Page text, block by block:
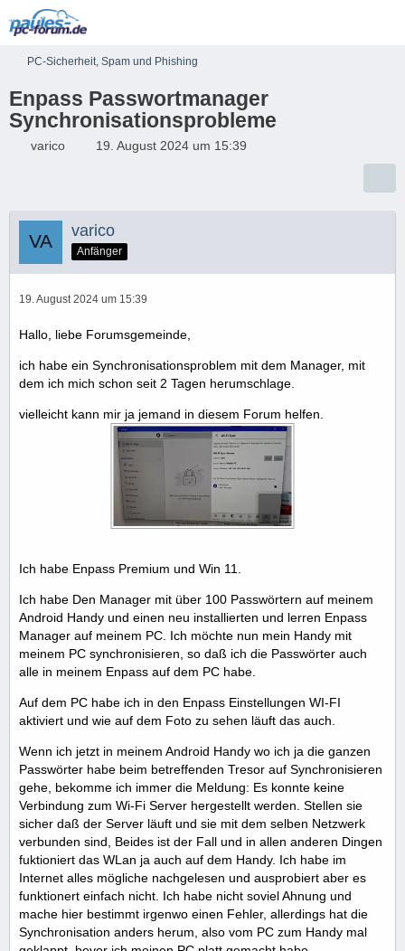
PC-Sicherheit, Spam und Phishing
Enpass Passwortmanager
Synchronisationsprobleme
varico 19. August 2024 um 15:39
varico
Anfänger
19. August 2024 um 15:39
Hallo, liebe Forumsgemeinde,
ich habe ein Synchronisationsproblem mit dem Manager, mit
dem ich mich schon seit 2 Tagen herumschlage.
vielleicht kann mir ja jemand in diesem Forum helfen.
Ich habe Enpass Premium und Win 11.
Ich habe Den Manager mit über 100 Passwörtern auf meinem
Android Handy und einen neu installierten und lerren Enpass
Manager auf meinem PC. Ich möchte nun mein Handy mit
meinem PC synchronisieren, so daß ich die Passwörter auch
alle in meinem Enpass auf dem PC habe.
Auf dem PC habe ich in den Enpass Einstellungen WI-FI
aktiviert und wie auf dem Foto zu sehen läuft das auch.
Wenn ich jetzt in meinem Android Handy wo ich ja die ganzen
Passwörter habe beim betreffenden Tresor auf Synchronisieren
gehe, bekomme ich immer die Meldung: Es konnte keine
Verbindung zum Wi-Fi Server hergestellt werden. Stellen sie
sicher daß der Server läuft und sie mit dem selben Netzwerk
verbunden sind, Beides ist der Fall und in allen anderen Dingen
fuktioniert das WLan ja auch auf dem Handy. Ich habe im
Internet alles mögliche nachgelesen und ausprobiert aber es
funktionert einfach nicht. Ich habe nicht soviel Ahnung und
mache hier bestimmt irgenwo einen Fehler, allerdings hat die
Synchronisation anders herum, also vom PC zum Handy mal